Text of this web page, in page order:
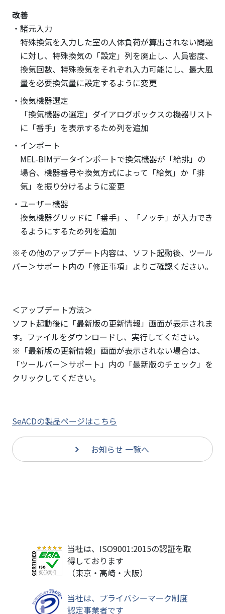
改善
諸元入力
特殊換気を入力した室の人体負荷が算出されない問題
に対し、特殊換気の「設定」列を廃止し、人員密度、
換気回数、特殊換気をそれぞれ入力可能にし、最大風
量を必要換気量に設定するように変更
換気機器選定
「換気機器の選定」ダイアログボックスの機器リスト
に「番手」を表示するため列を追加
インポート
MEL-BIMデータインポートで換気機器が「給排」の
場合、機器番号や換気方式によって「給気」か「排
気」を振り分けるように変更
ユーザー機器
換気機器グリッドに「番手」、「ノッチ」が入力でき
るようにするため列を追加
※その他のアップデート内容は、ソフト起動後、ツール
バー＞サポート内の「修正事項」よりご確認ください。
＜アップデート方法＞
ソフト起動後に「最新版の更新情報」画面が表示されま
す。ファイルをダウンロードし、実行してください。
※「最新版の更新情報」画面が表示されない場合は、
「ツールバー＞サポート」内の「最新版のチェック」を
クリックしてください。
SeACDの製品ページはこちら
お知らせ 一覧へ
当社は、ISO9001:2015の認証を取
得しております
（東京・高崎・大阪）
当社は、プライバシーマーク制度
認定事業者です